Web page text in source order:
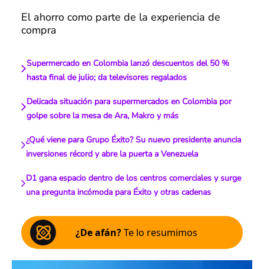
El ahorro como parte de la experiencia de
compra
Supermercado en Colombia lanzó descuentos del 50 %
hasta final de julio; da televisores regalados
Delicada situación para supermercados en Colombia por
golpe sobre la mesa de Ara, Makro y más
¿Qué viene para Grupo Éxito? Su nuevo presidente anuncia
inversiones récord y abre la puerta a Venezuela
D1 gana espacio dentro de los centros comerciales y surge
una pregunta incómoda para Éxito y otras cadenas
¿De afán?Te lo resumimos